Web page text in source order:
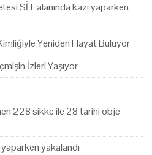
SİT alanında kazı yaparken
Yeniden Hayat Buluyor
İzleri Yaşıyor
228 sikke ile 28 tarihi obje
yakalandı